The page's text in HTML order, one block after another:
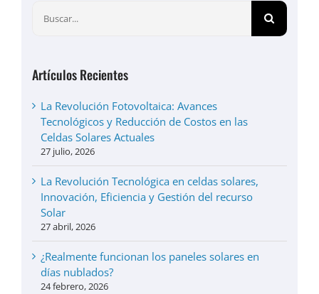
Artículos Recientes
La Revolución Fotovoltaica: Avances
Tecnológicos y Reducción de Costos en las
Celdas Solares Actuales
27 julio, 2026
La Revolución Tecnológica en celdas solares,
Innovación, Eficiencia y Gestión del recurso
Solar
27 abril, 2026
¿Realmente funcionan los paneles solares en
días nublados?
24 febrero, 2026